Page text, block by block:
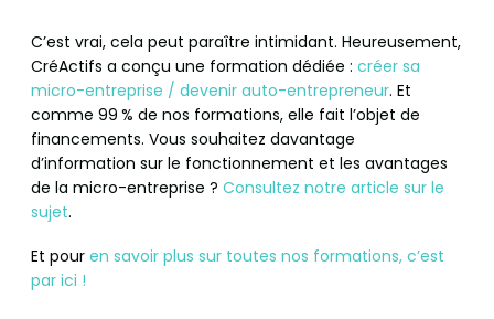
C’est vrai, cela peut paraître intimidant. Heureusement,
CréActifs a conçu une formation dédiée : créer sa
micro-entreprise / devenir auto-entrepreneur. Et
comme 99 % de nos formations, elle fait l’objet de
financements. Vous souhaitez davantage
d’information sur le fonctionnement et les avantages
de la micro-entreprise ? Consultez notre article sur le
sujet.
Et pour en savoir plus sur toutes nos formations, c’est
par ici !